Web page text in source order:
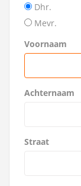
Dhr.
Mevr.
Voornaam
Achternaam
Straat